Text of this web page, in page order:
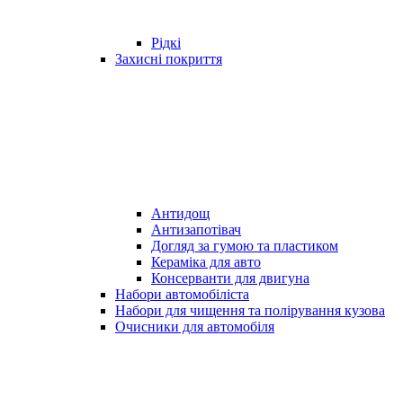
Рідкі
Захисні покриття
Антидощ
Антизапотівач
Догляд за гумою та пластиком
Кераміка для авто
Консерванти для двигуна
Набори автомобіліста
Набори для чищення та полірування кузова
Очисники для автомобіля